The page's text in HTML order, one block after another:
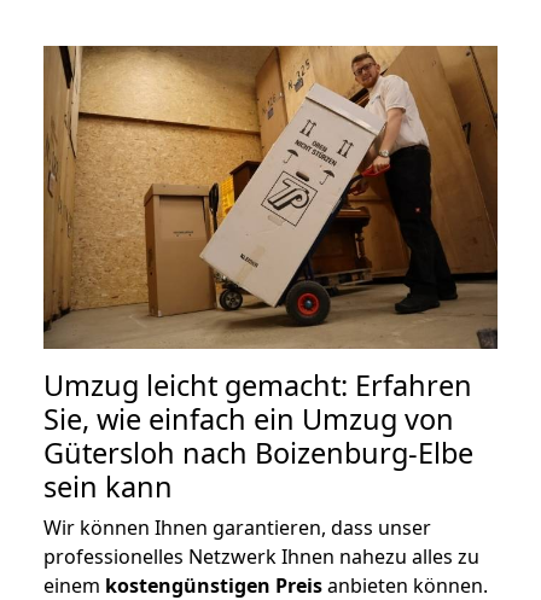
Umzug leicht gemacht: Erfahren
Sie, wie einfach ein Umzug von
Gütersloh nach Boizenburg-Elbe
sein kann
Wir können Ihnen garantieren, dass unser
professionelles Netzwerk Ihnen nahezu alles zu
einem kostengünstigen Preisanbieten können.